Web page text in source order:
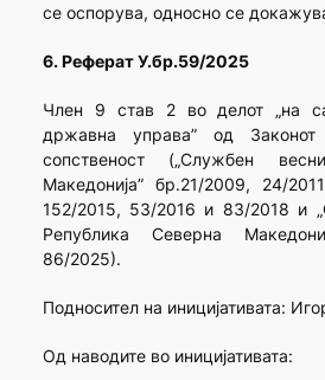
се оспорува, односно се
6. Реферат У.бр.59/2025
Член 9 став 2 во делот „на
државна управа” од Законот
сопственост („Службен
Македонија” бр.21/2009, 24/
152/2015, 53/2016 и 83/2018 и
Република Северна
86/2025).
Подносител на иницијативата:
Од наводите во иницијативата: